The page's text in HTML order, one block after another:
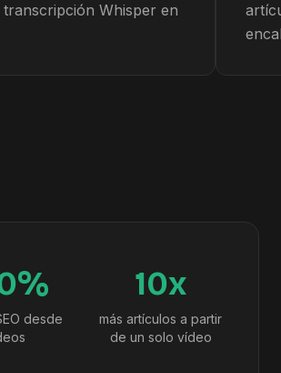
transcripción Whisper en
desde
10x
más artículos a partir
de un solo vídeo